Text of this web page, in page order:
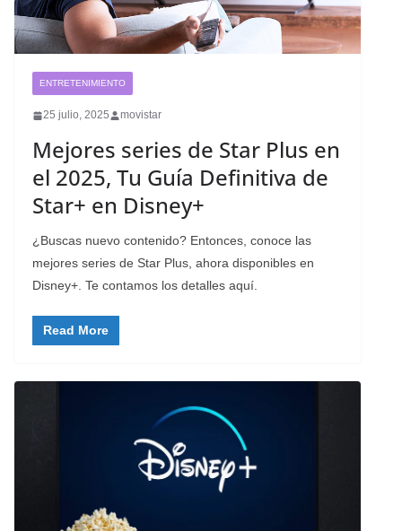
ENTRETENIMIENTO
25 julio, 2025 movistar
Mejores series de Star Plus en
el 2025, Tu Guía Definitiva de
Star+ en Disney+
¿Buscas nuevo contenido? Entonces, conoce las
mejores series de Star Plus, ahora disponibles en
Disney+. Te contamos los detalles aquí.
Read More